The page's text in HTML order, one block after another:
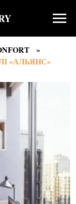
«АЛЬЯНС»